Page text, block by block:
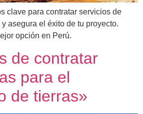
clave para contratar servicios de
asegura el éxito de tu proyecto.
opción en Perú.
de contratar
para el
de tierras»